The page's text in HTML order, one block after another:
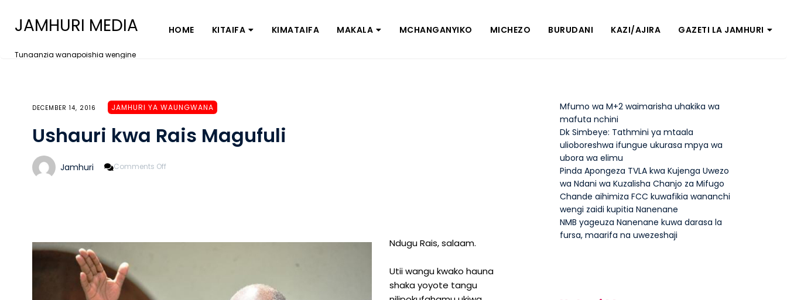
JAMHURI MEDIA
Tunaanzia wanapoishia wengine
HOME KITAIFA KIMATAIFA MAKALA MCHANGANYIKO MICHEZO BURUDANI KAZI/AJIRA GAZETI LA JAMHURI
DECEMBER 14, 2016 JAMHURI YA WAUNGWANA
Ushauri kwa Rais Magufuli
Jamhuri Comments Off
Ndugu Rais, salaam.
Utii wangu kwako hauna
shaka yoyote tangu
Mfumo wa M+2 waimarisha uhakika wa
mafuta nchini
Dk Simbeye: Tathmini ya mtaala
ulioboreshwa ifungue ukurasa mpya wa
ubora wa elimu
Pinda Apongeza TVLA kwa Kujenga Uwezo
wa Ndani wa Kuzalisha Chanjo za Mifugo
Chande aihimiza FCC kuwafikia wananchi
wengi zaidi kupitia Nanenane
NMB yageuza Nanenane kuwa darasa la
fursa, maarifa na uwezeshaji